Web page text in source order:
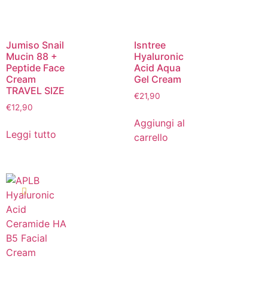
Jumiso Snail
Mucin 88 +
Peptide Face
Cream
TRAVEL SIZE
€12,90
Leggi tutto
Isntree
Hyaluronic
Acid Aqua
Gel Cream
€21,90
Aggiungi al
carrello